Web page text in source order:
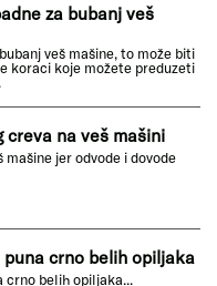
za bubanj veš
veš mašine, to može biti
koraci koje možete preduzeti
creva na veš mašini
mašine jer odvode i dovode
crno belih opiljaka
crno belih opiljaka...